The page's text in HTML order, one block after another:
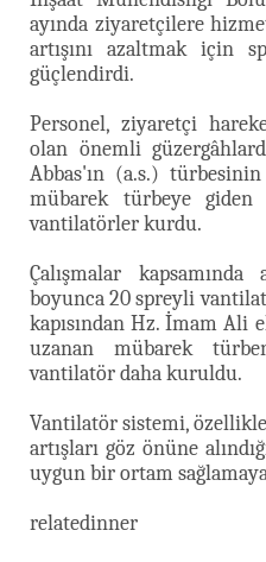
ayında ziyaretçilere
artışını azaltmak için
güçlendirdi.
Personel, ziyaretçi
olan önemli
Abbas'ın (a.s.) türbesinin
mübarek türbeye
vantilatörler kurdu.
Çalışmalar
boyunca 20 spreyli
kapısından Hz. İmam Ali
uzanan mübarek
vantilatör daha kuruldu.
Vantilatör sistemi,
artışları göz önüne
uygun bir ortam
relatedinner